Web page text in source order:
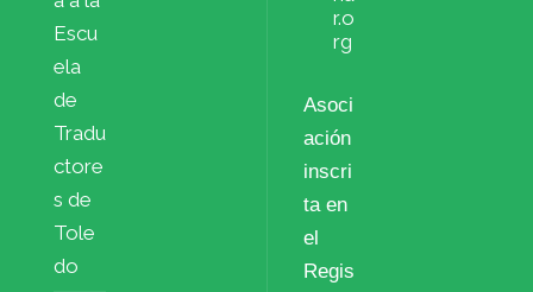
Escu
ela
de
Tradu
ctore
s de
Tole
do
r.o
rg
Asoci
ación
inscri
ta en
el
Regis